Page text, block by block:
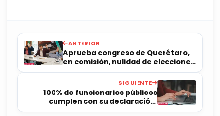
ANTERIOR
Aprueba congreso de Querétaro,
en comisión, nulidad de elecciones
por intervención extranjera
SIGUIENTE
100% de funcionarios públicos
cumplen con su declaración:
Contraloría